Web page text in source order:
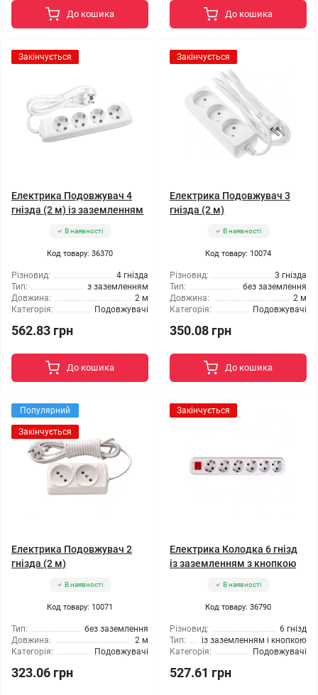
До кошика До кошика
Закінчується
Електрика Подовжувач 4
гнізда (2 м) із заземленням
В наявності
Код товару: 36370
Різновид:
4 гнізда
Тип:
з заземленням
Довжина:
2 м
Категорія:
Подовжувачі
562.83 грн
До кошика
Закінчується
Електрика Подовжувач 3
гнізда (2 м)
В наявності
Код товару: 10074
Різновид:
3 гнізда
Тип:
без заземлення
Довжина:
2 м
Категорія:
Подовжувачі
350.08 грн
До кошика
Популярний
Закінчується
Електрика Подовжувач 2
гнізда (2 м)
В наявності
Код товару: 10071
Тип:
без заземлення
Довжина:
2 м
Категорія:
Подовжувачі
323.06 грн
Закінчується
Електрика Колодка 6 гнізд
із заземленням з кнопкою
В наявності
Код товару: 36790
Різновид:
6 гнізд
Тип:
із заземленням і кнопкою
Категорія:
Подовжувачі
527.61 грн